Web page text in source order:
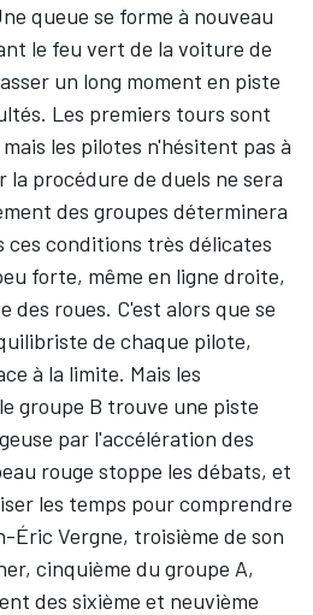
queue se forme à nouveau
le feu vert de la voiture de
un long moment en piste
Les premiers tours sont
les pilotes n'hésitent pas à
la procédure de duels ne sera
des groupes déterminera
ces conditions très délicates
forte, même en ligne droite,
des roues. C'est alors que se
de chaque pilote,
à la limite. Mais les
groupe B trouve une piste
par l'accélération des
rouge stoppe les débats, et
les temps pour comprendre
Éric Vergne, troisième de son
cinquième du groupe A,
des sixième et neuvième